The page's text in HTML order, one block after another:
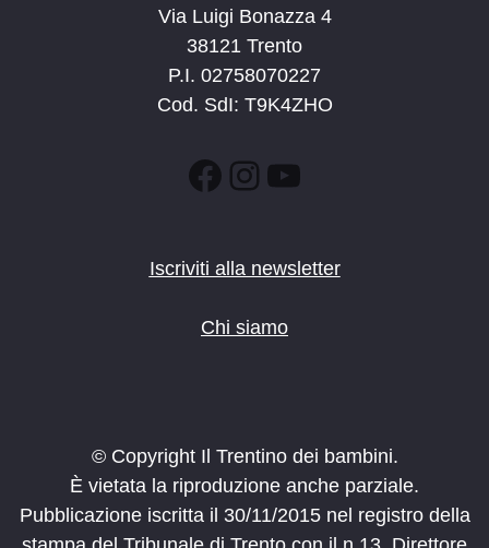
Via Luigi Bonazza 4
38121 Trento
P.I. 02758070227
Cod. SdI: T9K4ZHO
Facebook
Instagram
YouTube
Iscriviti alla newsletter
Chi siamo
© Copyright Il Trentino dei bambini.
È vietata la riproduzione anche parziale.
Pubblicazione iscritta il 30/11/2015 nel registro della